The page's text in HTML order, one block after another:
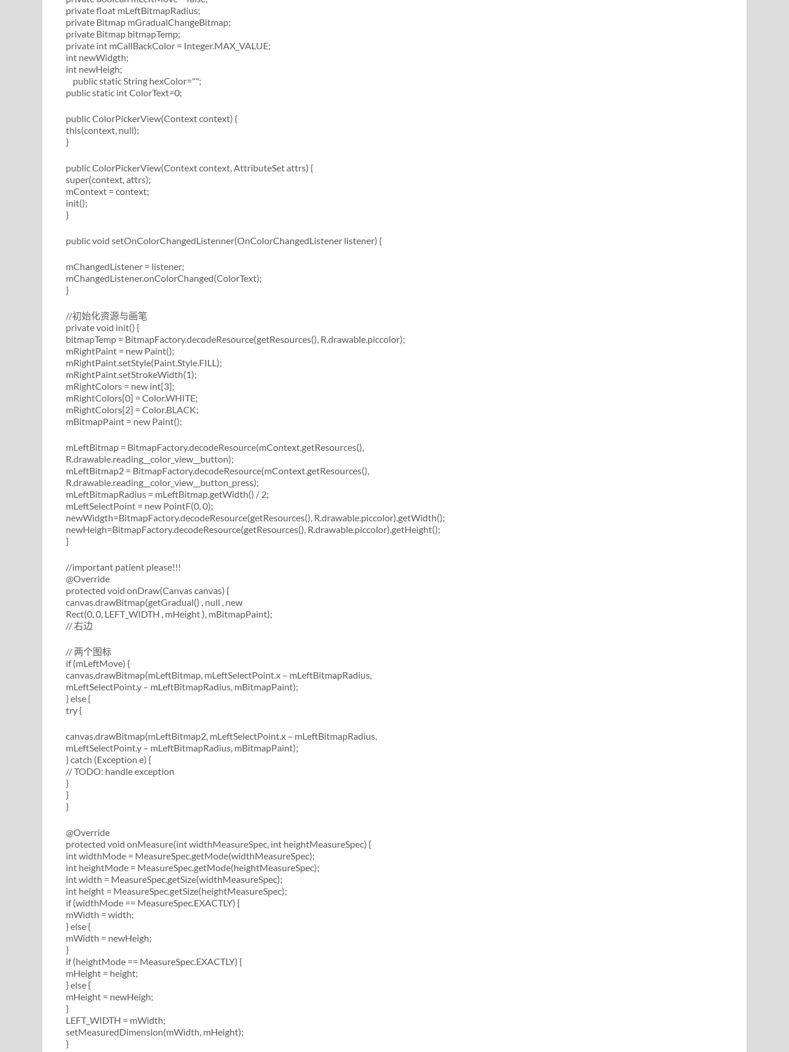
private float mLeftBitmapRadius;
private Bitmap mGradualChangeBitmap;
private Bitmap bitmapTemp;
private int mCallBackColor = Integer.MAX_VALUE;
int newWidgth;
int newHeigh;
public static String hexColor="";
public static int ColorText=0;
public ColorPickerView(Context context) {
this(context, null);
}
public ColorPickerView(Context context, AttributeSet attrs) {
super(context, attrs);
mContext = context;
init();
}
public void setOnColorChangedListenner(OnColorChangedListener listener) {
mChangedListener = listener;
mChangedListener.onColorChanged(ColorText);
}
//初始化资源与画笔
private void init() {
bitmapTemp = BitmapFactory.decodeResource(getResources(), R.drawable.piccolor);
mRightPaint = new Paint();
mRightPaint.setStyle(Paint.Style.FILL);
mRightPaint.setStrokeWidth(1);
mRightColors = new int[3];
mRightColors[0] = Color.WHITE;
mRightColors[2] = Color.BLACK;
mBitmapPaint = new Paint();
mLeftBitmap = BitmapFactory.decodeResource(mContext.getResources(),
R.drawable.reading__color_view__button);
mLeftBitmap2 = BitmapFactory.decodeResource(mContext.getResources(),
R.drawable.reading__color_view__button_press);
mLeftBitmapRadius = mLeftBitmap.getWidth() / 2;
mLeftSelectPoint = new PointF(0, 0);
newWidgth=BitmapFactory.decodeResource(getResources(), R.drawable.piccolor).getWidth();
newHeigh=BitmapFactory.decodeResource(getResources(), R.drawable.piccolor).getHeight();
}
//important patient please!!!
@Override
protected void onDraw(Canvas canvas) {
canvas.drawBitmap(getGradual() , null , new
Rect(0, 0, LEFT_WIDTH , mHeight ), mBitmapPaint);
// 右边
// 两个图标
if (mLeftMove) {
canvas.drawBitmap(mLeftBitmap, mLeftSelectPoint.x – mLeftBitmapRadius,
mLeftSelectPoint.y – mLeftBitmapRadius, mBitmapPaint);
} else {
try {
canvas.drawBitmap(mLeftBitmap2, mLeftSelectPoint.x – mLeftBitmapRadius,
mLeftSelectPoint.y – mLeftBitmapRadius, mBitmapPaint);
} catch (Exception e) {
// TODO: handle exception
}
}
}
@Override
protected void onMeasure(int widthMeasureSpec, int heightMeasureSpec) {
int widthMode = MeasureSpec.getMode(widthMeasureSpec);
int heightMode = MeasureSpec.getMode(heightMeasureSpec);
int width = MeasureSpec.getSize(widthMeasureSpec);
int height = MeasureSpec.getSize(heightMeasureSpec);
if (widthMode == MeasureSpec.EXACTLY) {
mWidth = width;
} else {
mWidth = newHeigh;
}
if (heightMode == MeasureSpec.EXACTLY) {
mHeight = height;
} else {
mHeight = newHeigh;
}
LEFT_WIDTH = mWidth;
setMeasuredDimension(mWidth, mHeight);
}